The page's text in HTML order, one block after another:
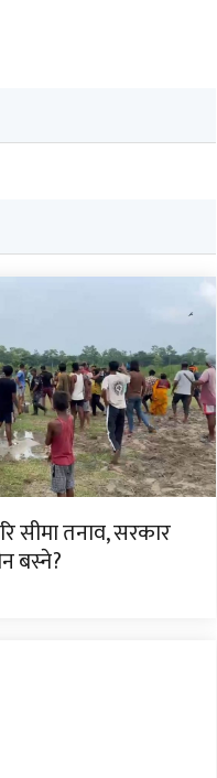
सीमा तनाव, सरकार
बस्ने?